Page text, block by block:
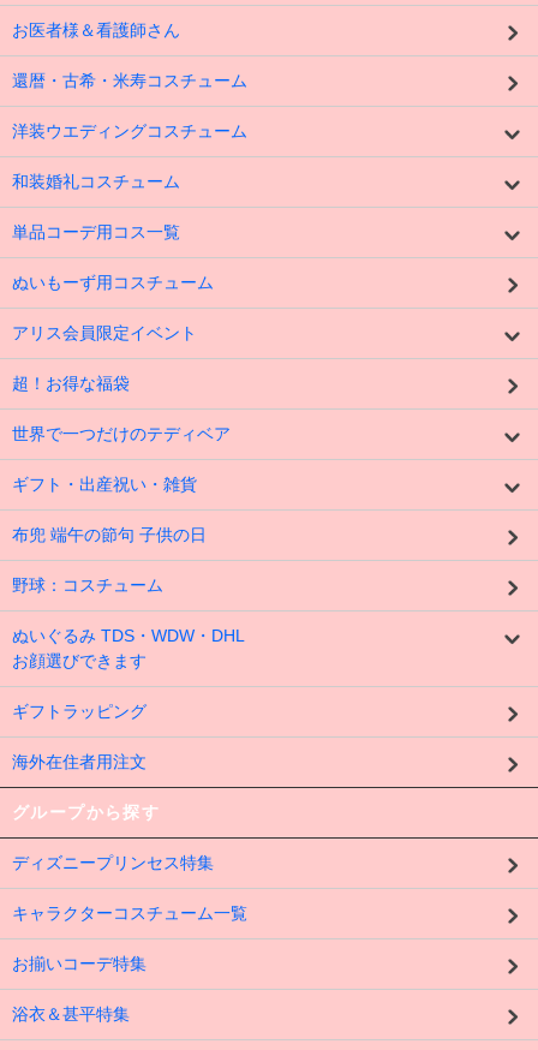
お医者様＆看護師さん
還暦・古希・米寿コスチューム
洋装ウエディングコスチューム
和装婚礼コスチューム
単品コーデ用コス一覧
ぬいもーず用コスチューム
アリス会員限定イベント
超！お得な福袋
世界で一つだけのテディベア
ギフト・出産祝い・雑貨
布兜 端午の節句 子供の日
野球：コスチューム
ぬいぐるみ TDS・WDW・DHL
お顔選びできます
ギフトラッピング
海外在住者用注文
グループから探す
ディズニープリンセス特集
キャラクターコスチューム一覧
お揃いコーデ特集
浴衣＆甚平特集